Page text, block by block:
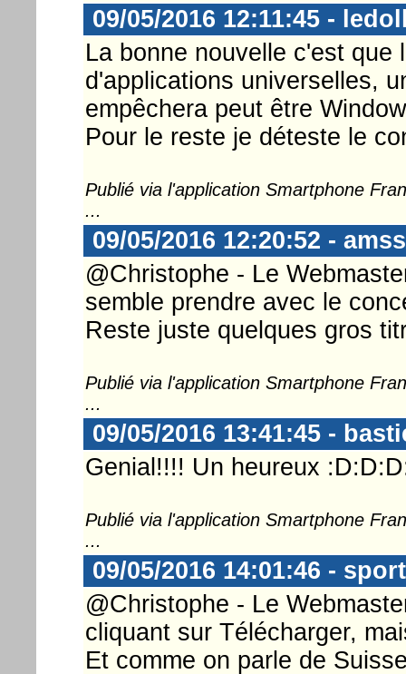
09/05/2016 12:11:45 -
La bonne nouvelle c'est que
d'applications universelles,
empêchera peut être
Pour le reste je déteste le
Publié via l'application Smartphone
...
09/05/2016 12:20:52 -
@Christophe - Le
semble prendre avec le
Reste juste quelques gros
Publié via l'application Smartphone
...
09/05/2016 13:41:45 -
Genial!!!! Un heureux
Publié via l'application Smartphone
...
09/05/2016 14:01:46 -
@Christophe - Le
cliquant sur Télécharger,
Et comme on parle de